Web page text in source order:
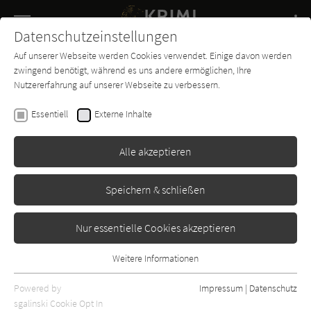
SUCHE
Buch-
Entdecker
Forum Charts
Julie Dubois
Gefährliche Aussicht: Ein
Périgord-Krimi (Marie Mercier
ermittelt 5)
Lübbe Erschienen: Juli 2025 1
Datenschutzeinstellungen
Auf unserer Webseite werden Cookies verwendet. Einige davon werden
zwingend benötigt, während es uns andere ermöglichen, Ihre
Nutzererfahrung auf unserer Webseite zu verbessern.
Essentiell Externe Inhalte
Alle akzeptieren
Speichern & schließen
Nur essentielle Cookies akzeptieren
Essentielle Cookies werden für grundlegende Funktionen der
Webseite benötigt. Dadurch ist gewährleistet, dass die Webseite
Weitere Informationen
Powered by
sgalinski Cookie Opt In
Impressum | Datenschutz